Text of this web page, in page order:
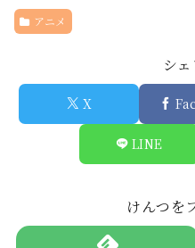
アニメ
シ
X
LINE
けんつを